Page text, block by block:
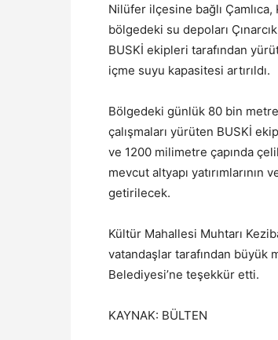
Nilüfer ilçesine bağlı
bölgedeki su depoları
BUSKİ ekipleri tarafından
içme suyu kapasitesi artırıldı.
Bölgedeki günlük 80 bin
çalışmaları yürüten BUSKİ
ve 1200 milimetre çapında
mevcut altyapı
getirilecek.
Kültür Mahallesi Muhtarı
vatandaşlar tarafından büyük
Belediyesi’ne teşekkür etti.
KAYNAK: BÜLTEN